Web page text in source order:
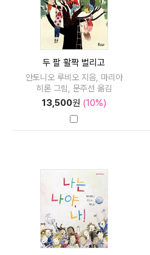
두 팔 활짝 벌리고
안토니오 루비오 지음, 마리아
히론 그림, 문주선 옮김
13,500원 (10%)